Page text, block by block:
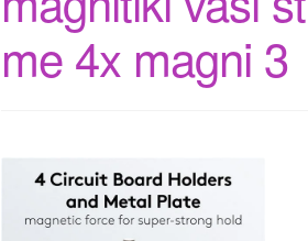
me 4x magni 3